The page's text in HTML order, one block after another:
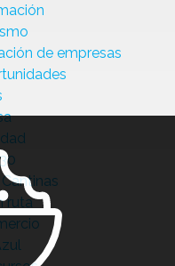
de empresas
ruta